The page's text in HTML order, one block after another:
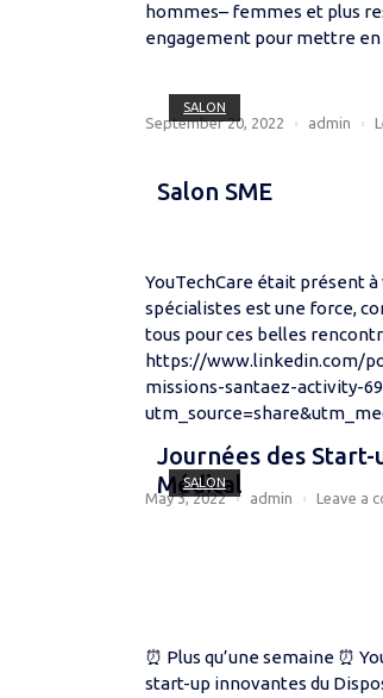
hommes– femmes et plus
engagement pour mettre en
SALON
Salon SME
September 20, 2022 admin
YouTechCare était présent à
spécialistes est une force,
tous pour ces belles
https://www.linkedin.com/
missions-santaez-activity-
SALON
Journées des
Médical
May 3, 2022 admin Leave a
⏰ Plus qu’une semaine ⏰
start-up innovantes du